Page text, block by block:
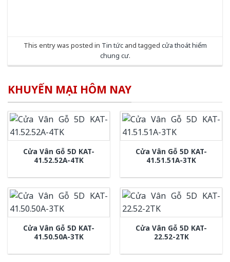
This entry was posted in Tin tứcand tagged cửa thoát hiểm
chung cư.
KHUYẾN MẠI HÔM NAY
Cửa Vân Gỗ 5D KAT-
41.52.52A-4TK
Cửa Vân Gỗ 5D KAT-
41.51.51A-3TK
Cửa Vân Gỗ 5D KAT-
41.50.50A-3TK
Cửa Vân Gỗ 5D KAT-
22.52-2TK